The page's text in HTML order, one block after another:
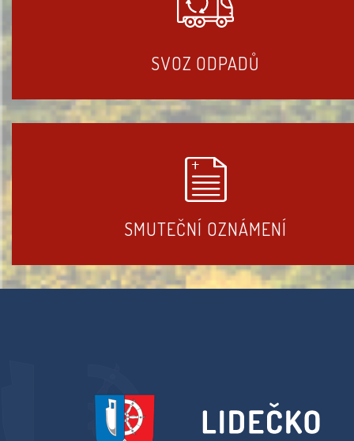
SVOZ ODPADŮ
SMUTEČNÍ OZNÁMENÍ